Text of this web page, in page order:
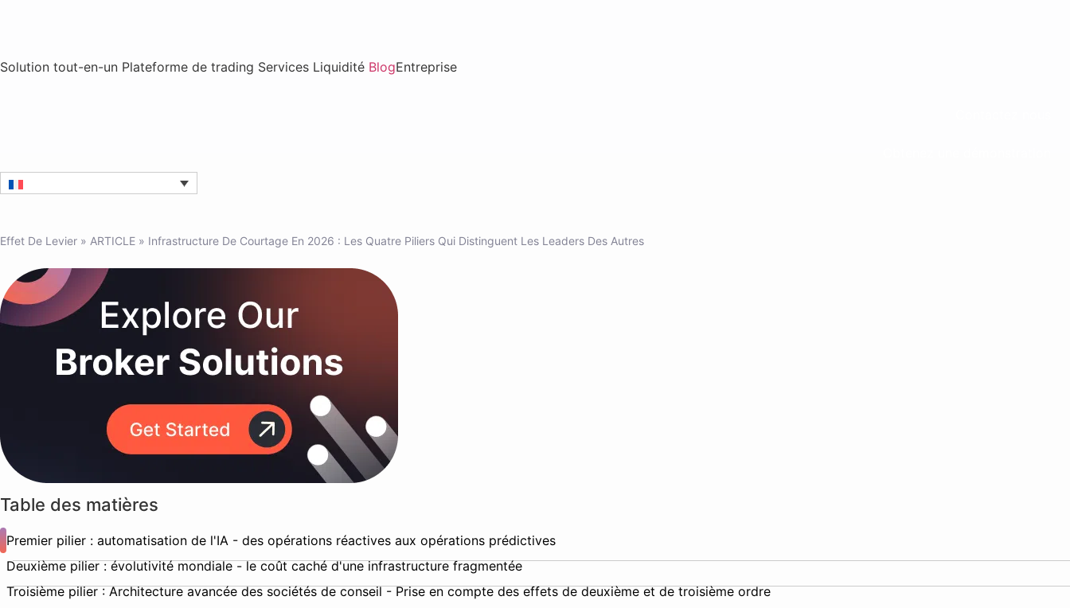
Solution tout-en-un Plateforme de trading Services Liquidité BlogEntreprise
Effet De Levier » ARTICLE » Infrastructure De Courtage En 2026 : Les Quatre Piliers Qui Distinguent Les Leaders Des Autres
Table des matières
Premier pilier : automatisation de l'IA - des opérations réactives aux opérations prédictives
Deuxième pilier : évolutivité mondiale - le coût caché d'une infrastructure fragmentée
Troisième pilier : Architecture avancée des sociétés de conseil - Prise en compte des effets de deuxième et de troisième ordre